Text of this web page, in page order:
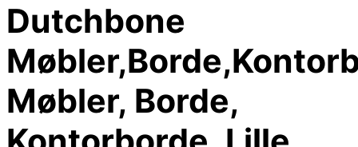
Dutchbone
Møbler, Borde,